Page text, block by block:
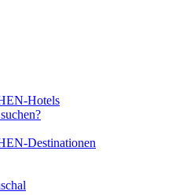
Hotels
Destinationen